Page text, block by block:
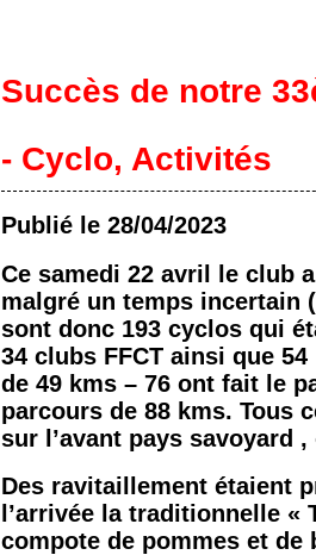
Succès de notre
- Cyclo, Activités
Publié le 28/04/2023
Ce samedi 22 avril le club
malgré un temps incertain
sont donc 193 cyclos qui
34 clubs FFCT ainsi que
de 49 kms – 76 ont fait le
parcours de 88 kms. Tous
sur l’avant pays savoyard
Des ravitaillement étaient
l’arrivée la traditionnelle «
compote de pommes et